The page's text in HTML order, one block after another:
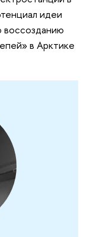
идеи
воссозданию
в Арктике